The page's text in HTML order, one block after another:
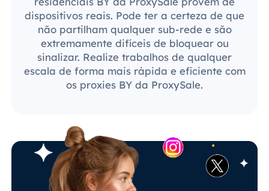
dispositivos reais. Pode ter a certeza de que
não partilham qualquer sub-rede e são
extremamente difíceis de bloquear ou
sinalizar. Realize trabalhos de qualquer
escala de forma mais rápida e eficiente com
os proxies BY da ProxySale.